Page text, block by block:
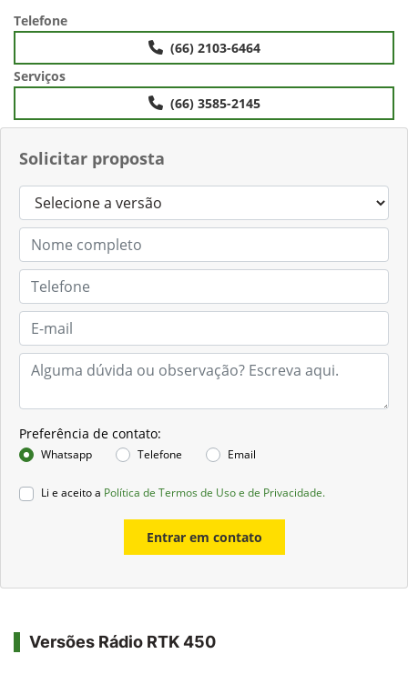
Solicitar proposta
Preferência de contato:
Whatsapp Telefone Email
Li e aceito a Política de Termos de Uso e de Privacidade.
Entrar em contato
Telefone
(66) 2103-6464
Serviços
(66) 3585-2145
Versões Rádio RTK 450